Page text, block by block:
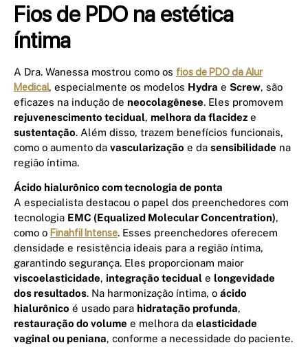
Fios de PDO na estética
íntima
A Dra. Wanessa mostrou como os fios de PDO da Alur
Medical, especialmente os modelos Hydra e Screw, são
eficazes na indução de neocolagênese. Eles promovem
rejuvenescimento tecidual, melhora da flacidez e
sustentação. Além disso, trazem benefícios funcionais,
como o aumento da vascularização e da sensibilidade na
região íntima.
Ácido hialurônico com tecnologia de ponta
A especialista destacou o papel dos preenchedores com
tecnologia EMC (Equalized Molecular Concentration),
como o Finahfil Intense. Esses preenchedores oferecem
densidade e resistência ideais para a região íntima,
garantindo segurança. Eles proporcionam maior
viscoelasticidade, integração tecidual e longevidade
dos resultados. Na harmonização íntima, o ácido
hialurônico é usado para hidratação profunda,
restauração do volume e melhora da elasticidade
vaginal ou peniana, conforme a necessidade do paciente.